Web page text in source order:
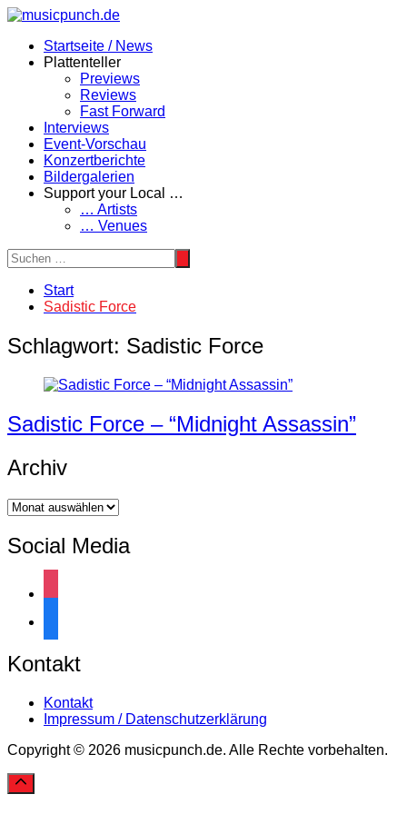
Zum
springenStartseite / News
Plattenteller
Previews
Reviews
Fast Forward
Interviews
Event-Vorschau
Konzertberichte
Bildergalerien
Support your Local …
… Artists
… Venues
Start
Sadistic Force
Schlagwort: Sadistic Force
Sadistic Force – “Midnight Assassin”
Archiv
Archiv
Social Media
Kontakt
Kontakt
Impressum / Datenschutzerklärung
Copyright © 2026 musicpunch.de. Alle Rechte vorbehalten.